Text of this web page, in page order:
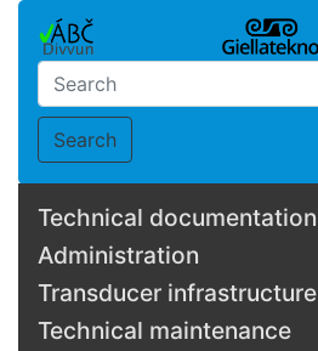
Search
Technical documentation
Administration
Transducer infrastructure
Technical maintenance